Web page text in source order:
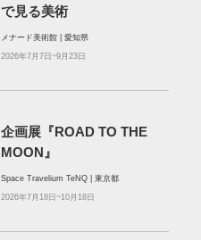
で見る美術
メナード美術館 | 愛知県
2026年7月7日~9月23日
企画展『ROAD TO THE
MOON』
Space Travelium TeNQ | 東京都
2026年7月18日~10月18日